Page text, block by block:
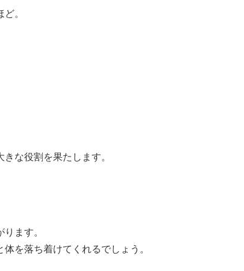
。
な役割を果たします。
ます。
を落ち着けてくれるでしょう。